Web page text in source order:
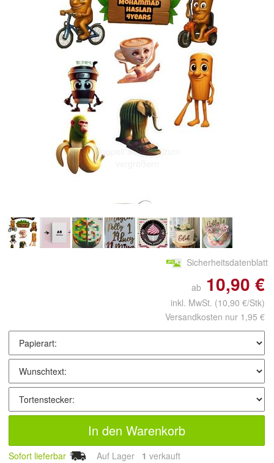
Doppelt antippen zum
Sicherheitsdatenblatt
ab 10,90 €
inkl. MwSt. (10,90 €/Stk)
Versandkosten nur 1,95 €
In den Warenkorb
Sofort lieferbar Auf Lager 1 verkauft